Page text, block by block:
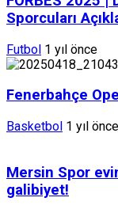
Sporcuları
Futbol 1 yıl önce
Fenerbahçe
Basketbol 1 yıl önce
Mersin Spor
galibiyet!